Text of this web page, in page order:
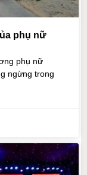
phụ nữ
phụ nữ
ngừng trong